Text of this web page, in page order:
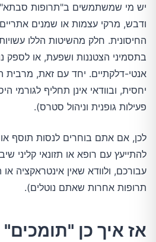
יש מי שמשתמשים ב"תרופות סבתא"
ודבש, מרקי עצמות או שמנים
החיסונית. חלק מהשיטות הללו
בתסמיני הצטננות ושפעת, או לספק
אנטי-דלקתיים. יחד עם זאת, מרבית
יחסית, ובוודאי אינן תחליף לגורמי
פעילות גופנית וניהול סטרס).
לכן, אם אתם בוחרים לנסות תוסף
להתייעץ עם רופא או תזונאי קליני
עבורכם, ולוודא שאין אינטראקציה
תרופות אחרות שאתם נוטלים).
אז איך כן